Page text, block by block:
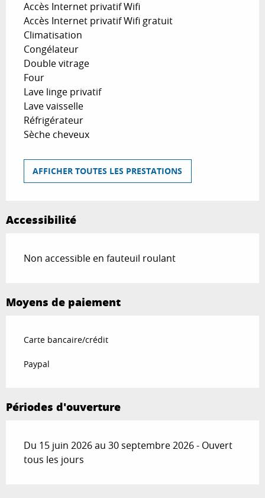
Accès Internet privatif Wifi
Accès Internet privatif Wifi gratuit
Climatisation
Congélateur
Double vitrage
Four
Lave linge privatif
Lave vaisselle
Réfrigérateur
Sèche cheveux
AFFICHER TOUTES LES PRESTATIONS
Accessibilité
Non accessible en fauteuil roulant
Moyens de paiement
Carte bancaire/crédit
Paypal
Périodes d'ouverture
Du 15 juin 2026 au 30 septembre 2026 - Ouvert
tous les jours